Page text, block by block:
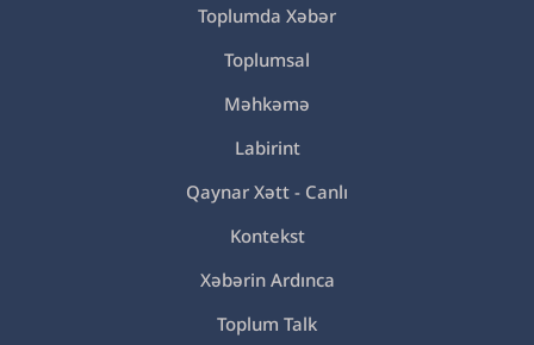
Toplumda Xəbər
Toplumsal
Məhkəmə
Labirint
Qaynar Xətt - Canlı
Kontekst
Xəbərin Ardınca
Toplum Talk